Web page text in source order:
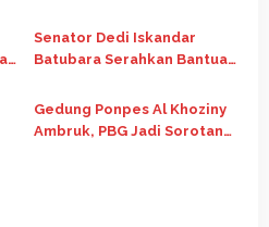
Kemanusiaan di Sumatera
Senator Dedi Iskandar
Batubara Serahkan Bantuan
Langkat Sumut
Gedung Ponpes Al Khoziny
Ambruk, PBG Jadi Sorotan